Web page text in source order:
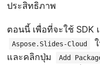
ประสิทธิภาพ
ตอนนี้ เพื่อที่จะใช้ SDK
Aspose.Slides-Cloud
และคลิกปุ่ม
Add